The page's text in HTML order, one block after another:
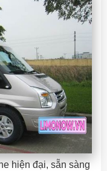
hiện đại, sẵn sàng